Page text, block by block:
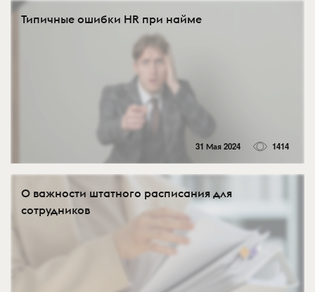
Типичные ошибки HR при найме
31 Мая 2024 1414
О важности штатного расписания для
сотрудников